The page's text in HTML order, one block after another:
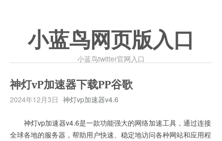
小蓝鸟网页版入口
小蓝鸟twitter官网入口
神灯vP加速器下载PP谷歌
2024年12月3日 神灯vp加速器v4.6
神灯vp加速器v4.6是一款功能强大的网络加速工具，通过连接
全球各地的服务器，帮助用户快速、稳定地访问各种网站和应用程